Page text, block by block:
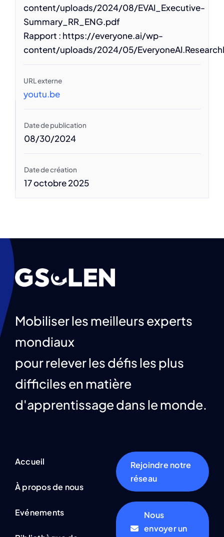
content/uploads/2024/08/EVAI_Executive-
Summary_RR_ENG.pdf
Rapport : https://everyone.ai/wp-
content/uploads/2024/05/
URL externe
youtu.be
Date de publication
08/30/2024
Date de création
17 octobre 2025
Mobiliser les meilleurs experts
mondiaux
pour relever les défis les plus
difficiles en matière
d'apprentissage dans le monde.
Accueil
À propos de nous
Evénements
Rejoindre notre
réseau
Nous
envoyer un